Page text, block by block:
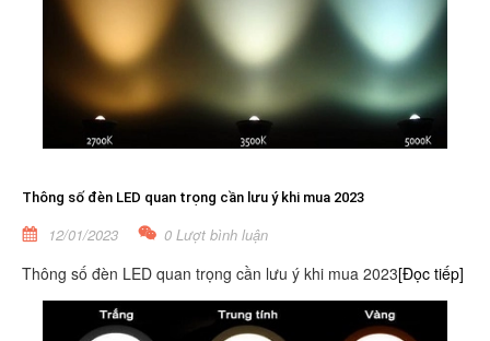
Thông số đèn LED quan trọng cần lưu ý khi mua 2023
12/01/2023 0 Lượt bình luận
Thông số đèn LED quan trọng cần lưu ý khi mua 2023[Đọc tiếp]